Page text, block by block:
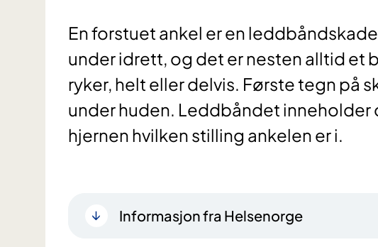
En forstuet ankel er en
under idrett, og det er nesten alltid et
ryker, helt eller delvis. Første tegn på
under huden. Leddbåndet
hjernen hvilken stilling ankelen er i.
Informasjon fra Helsenorge